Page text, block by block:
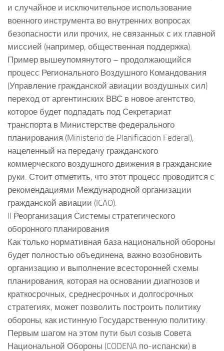
и случайное и исключительное использование
военного инструмента во внутренних вопросах
безопасности или прочих, не связанных с их главной
миссией (например, общественная поддержка).
Пример вышеупомянутого – продолжающийся
процесс Регионального Воздушного Командования
(Управление гражданской авиации воздушных сил)
переход от аргентинских ВВС в новое агентство,
которое будет подпадать под Секретариат
транспорта в Министерстве федерального
планирования (Ministerio de Planificacion Federal),
нацеленный на передачу гражданского
коммерческого воздушного движения в гражданские
руки. Стоит отметить, что этот процесс проводится с
рекомендациями Международной организации
гражданской авиации (ICAO).
II Реорганизация Системы стратегического
оборонного планирования
Как только нормативная база национальной обороны
будет полностью объединена, важно возобновить
организацию и выполнение всесторонней схемы
планирования, которая на основании диагнозов и
краткосрочных, среднесрочных и долгосрочных
стратегиях, может позволить построить политику
обороны, как истинную Государственную политику.
Первым шагом на этом пути был созыв Совета
Национальной Обороны (CODENA по-испански) в